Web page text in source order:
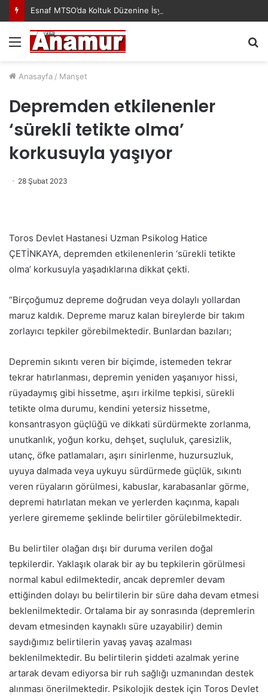
Esnaf MTSO’da Koltuk Düzenine İsyan Etti!
Menü
Anasayfa / Manşet
Depremden etkilenenler
‘sürekli tetikte olma’
korkusuyla yaşıyor
28 Şubat 2023
Toros Devlet Hastanesi Uzman Psikolog Hatice
ÇETİNKAYA, depremden etkilenenlerin ‘sürekli tetikte
olma’ korkusuyla yaşadıklarına dikkat çekti.
“Birçoğumuz depreme doğrudan veya dolaylı yollardan
maruz kaldık. Depreme maruz kalan bireylerde bir takım
zorlayıcı tepkiler görebilmektedir. Bunlardan bazıları;
Depremin sıkıntı veren bir biçimde, istemeden tekrar
tekrar hatırlanması, depremin yeniden yaşanıyor hissi,
rüyadaymış gibi hissetme, aşırı irkilme tepkisi, sürekli
tetikte olma durumu, kendini yetersiz hissetme,
konsantrasyon güçlüğü ve dikkati sürdürmekte zorlanma,
unutkanlık, yoğun korku, dehşet, suçluluk, çaresizlik,
utanç, öfke patlamaları, aşırı sinirlenme, huzursuzluk,
uyuya dalmada veya uykuyu sürdürmede güçlük, sıkıntı
veren rüyaların görülmesi, kabuslar, karabasanlar görme,
depremi hatırlatan mekan ve yerlerden kaçınma, kapalı
yerlere girememe şeklinde belirtiler görülebilmektedir.
Bu belirtiler olağan dışı bir duruma verilen doğal
tepkilerdir. Yaklaşık olarak bir ay bu tepkilerin görülmesi
normal kabul edilmektedir, ancak depremler devam
ettiğinden dolayı bu belirtilerin bir süre daha devam etmesi
beklenilmektedir. Ortalama bir ay sonrasında (depremlerin
devam etmesinden kaynaklı süre uzayabilir) demin
saydığımız belirtilerin yavaş yavaş azalması
beklenilmektedir. Bu belirtilerin şiddeti azalmak yerine
artarak devam ediyorsa bir ruh sağlığı uzmanından destek
alınması önerilmektedir. Psikolojik destek için Toros Devlet